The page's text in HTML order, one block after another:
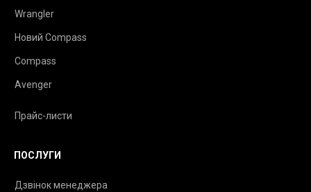
Wrangler
Новий Compass
Compass
Avenger
Прайс-листи
ПОСЛУГИ
Дзвінок менеджера